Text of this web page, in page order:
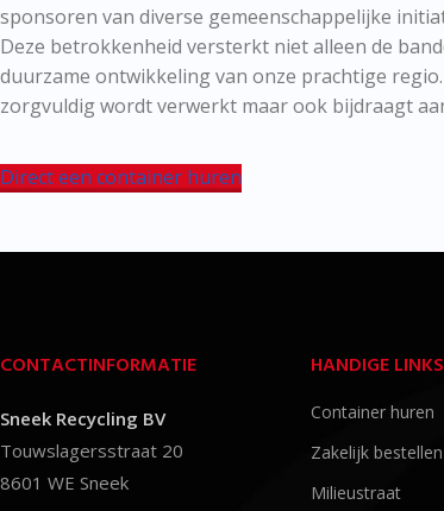
sponsoren van diverse gemeenschappelijke
Deze betrokkenheid versterkt niet alleen de
duurzame ontwikkeling van onze prachtige
zorgvuldig wordt verwerkt maar ook bijdraagt
Direct een container huren
CONTACTINFORMATIE
Sneek Recycling BV
Touwslagersstraat 20
8601 WE Sneek
HANDIGE LINKS
Container huren
Zakelijk bestellen
Milieustraat